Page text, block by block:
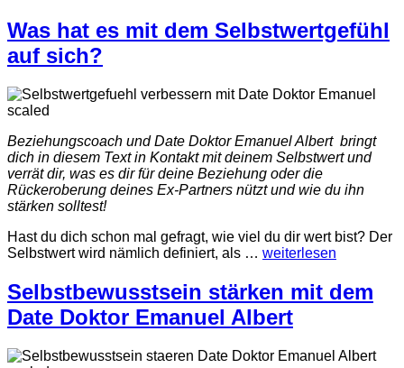
Was hat es mit dem Selbstwertgefühl
auf sich?
Beziehungscoach und Date Doktor Emanuel Albert bringt
dich in diesem Text in Kontakt mit deinem Selbstwert und
verrät dir, was es dir für deine Beziehung oder die
Rückeroberung deines Ex-Partners nützt und wie du ihn
stärken solltest!
Hast du dich schon mal gefragt, wie viel du dir wert bist? Der
Selbstwert wird nämlich definiert, als … weiterlesen
Selbstbewusstsein stärken mit dem
Date Doktor Emanuel Albert